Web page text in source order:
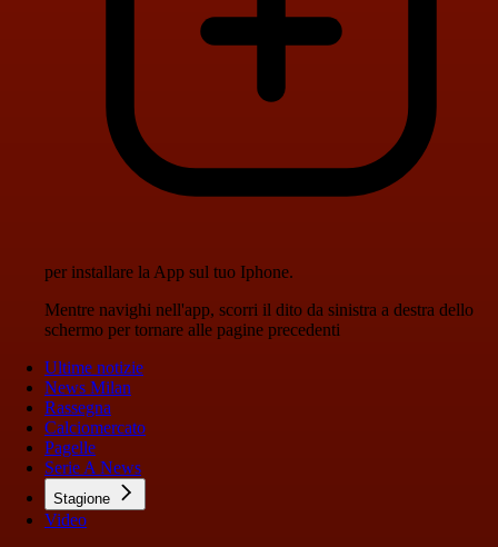
per installare la App sul tuo Iphone.
Mentre navighi nell'app, scorri il dito da sinistra a destra dello
schermo per tornare alle pagine precedenti
Ultime notizie
News Milan
Rassegna
Calciomercato
Pagelle
Serie A News
Stagione
Video